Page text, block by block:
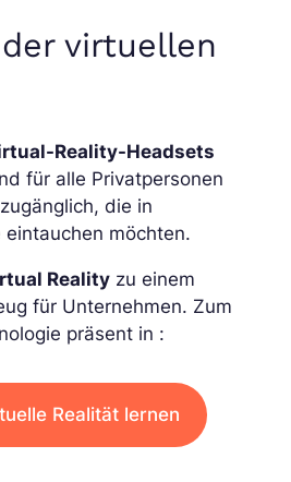
virtuellen
Reality-Headsets
für alle Privatpersonen
die in
möchten.
Reality zu einem
für Unternehmen. Zum
präsent in :
Realität lernen